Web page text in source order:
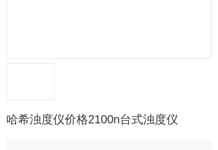
哈希浊度仪价格2100n台式浊度仪